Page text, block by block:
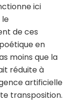
ici
de ces
en
moins que la
réduite à
artificielle
transposition.